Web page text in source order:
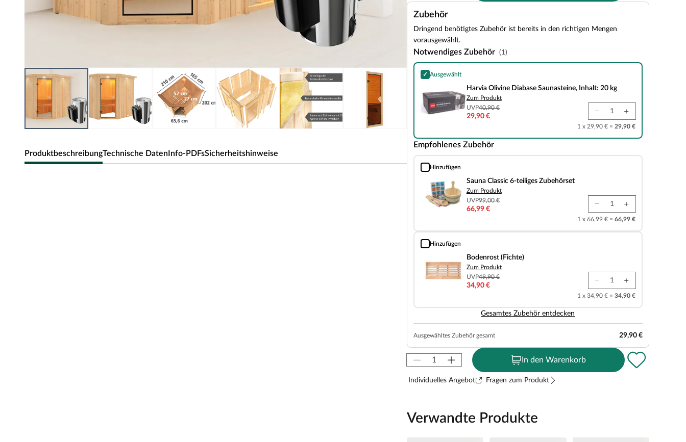
ProduktbeschreibungTechnische DatenInfo-PDFsSicherheitshinweise
Zubehör
Dringend benötigtes Zubehör ist bereits in den richtigen Mengen
vorausgewählt.
Notwendiges Zubehör (1)
✓ Ausgewählt
Harvia Olivine Diabase Saunasteine, Inhalt: 20 kg
Harvia Olivine Diabase Saunasteine, Inhalt: 20 kg
Zum Produkt
UVP40,90 €
29,90 €
1 x 29,90 € = 29,90 €
Empfohlenes Zubehör
Hinzufügen
Sauna Classic 6-teiliges Zubehörset
Sauna Classic 6-teiliges Zubehörset
Zum Produkt
UVP99,00 €
66,99 €
1 x 66,99 € = 66,99 €
Hinzufügen
Bodenrost (Fichte)
Bodenrost (Fichte)
Zum Produkt
UVP49,90 €
34,90 €
1 x 34,90 € = 34,90 €
Gesamtes Zubehör entdecken
Ausgewähltes Zubehör gesamt 29,90 €
In den Warenkorb
Individuelles Angebot Fragen zum Produkt
Verwandte Produkte